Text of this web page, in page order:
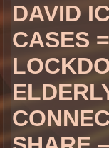
DAVID
CASES